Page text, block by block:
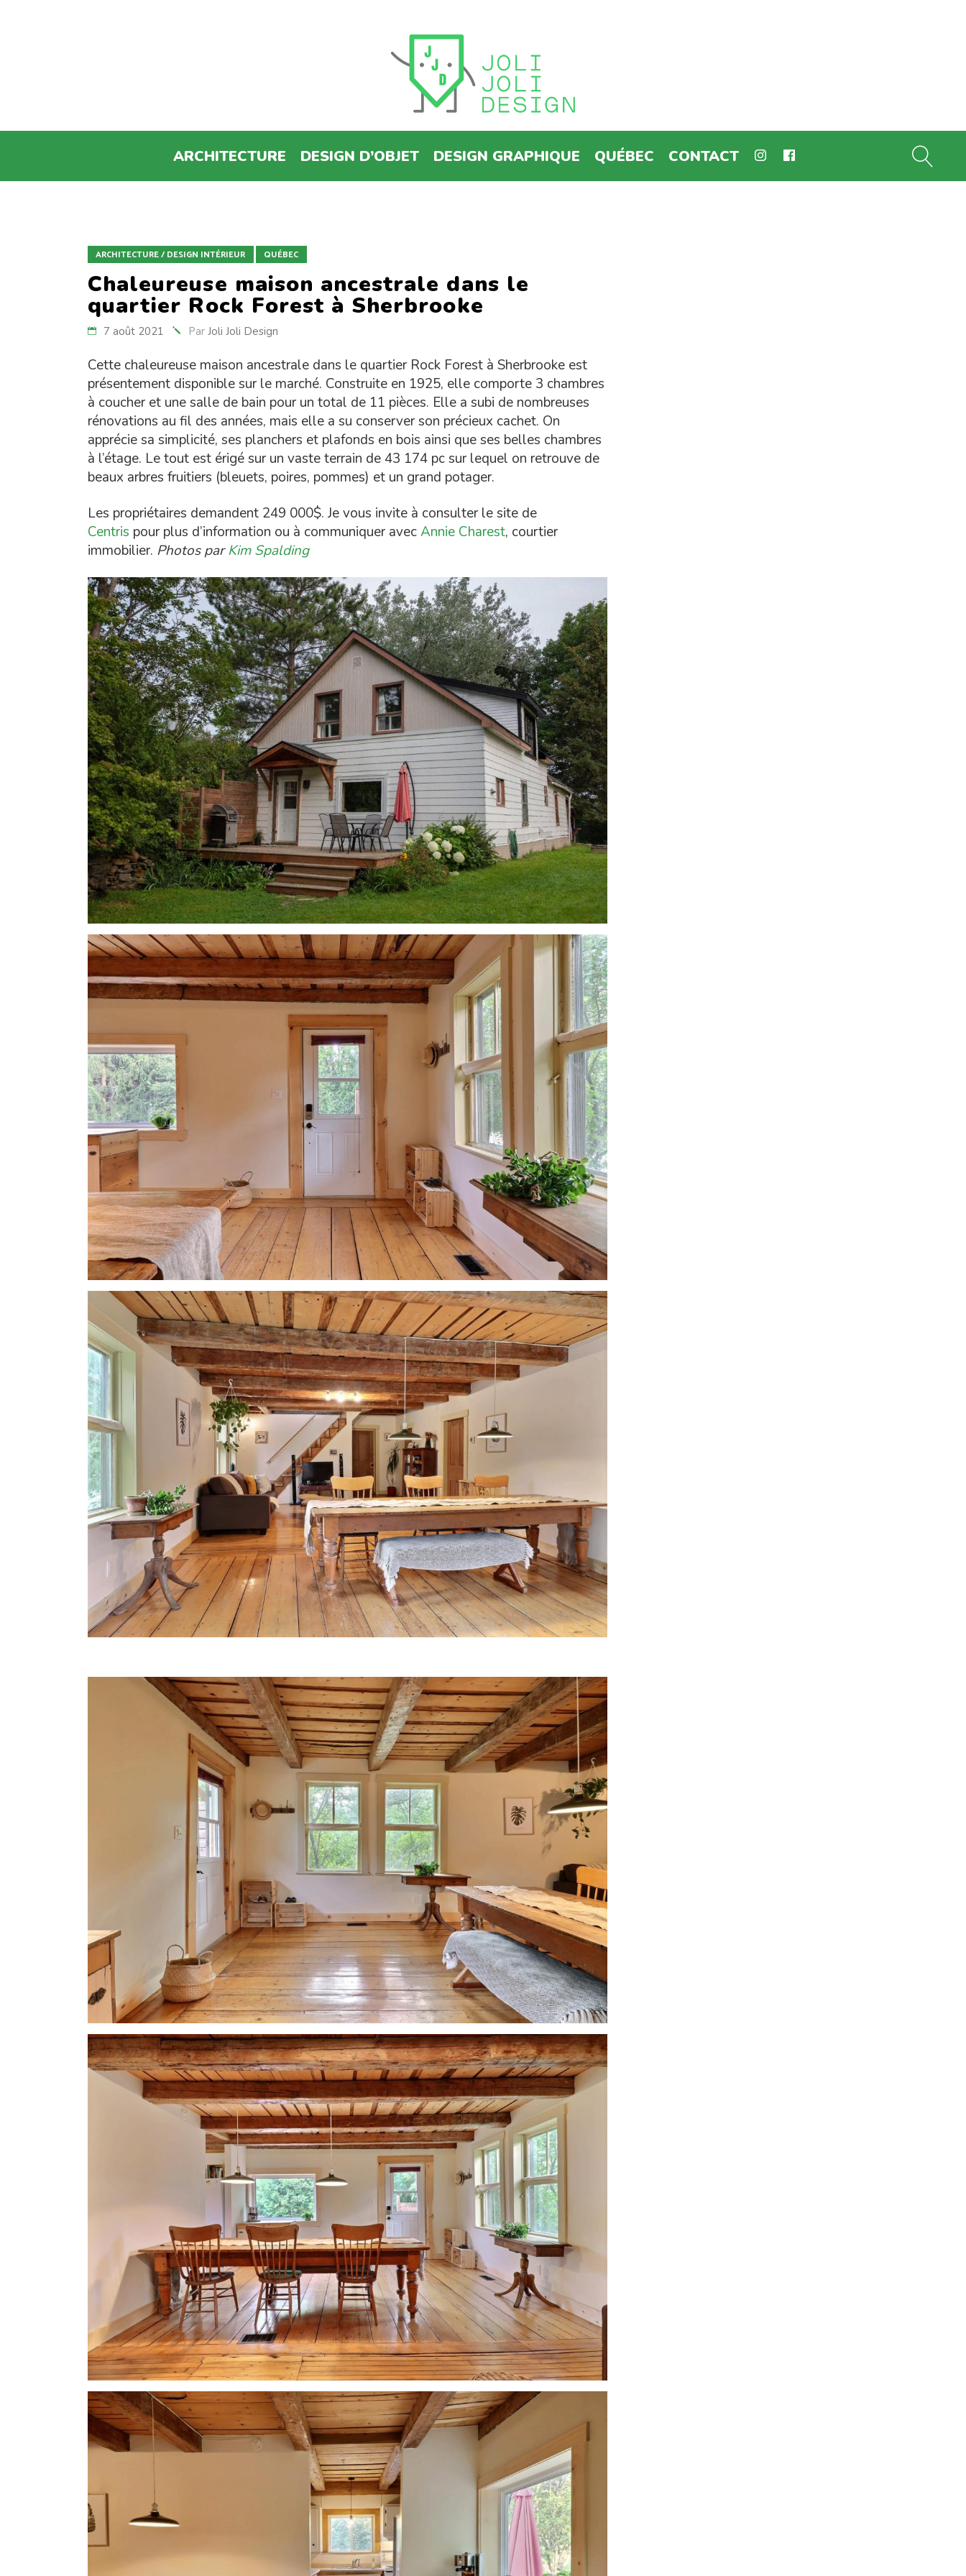
ARCHITECTURE DESIGN D’OBJET DESIGN GRAPHIQUE QUÉBEC CONTACT
ARCHITECTURE / DESIGN INTÉRIEUR QUÉBEC
Chaleureuse maison ancestrale dans le
quartier Rock Forest à Sherbrooke
7 août 2021 Par Joli Joli Design
Cette chaleureuse maison ancestrale dans le quartier Rock Forest à Sherbrooke est
présentement disponible sur le marché. Construite en 1925, elle comporte 3 chambres
à coucher et une salle de bain pour un total de 11 pièces. Elle a subi de nombreuses
rénovations au fil des années, mais elle a su conserver son précieux cachet. On
apprécie sa simplicité, ses planchers et plafonds en bois ainsi que ses belles chambres
à l’étage. Le tout est érigé sur un vaste terrain de 43 174 pc sur lequel on retrouve de
beaux arbres fruitiers (bleuets, poires, pommes) et un grand potager.
Les propriétaires demandent 249 000$. Je vous invite à consulter le site de
Centris pour plus d’information ou à communiquer avecAnnie Charest, courtier
immobilier. Photos par Kim Spalding